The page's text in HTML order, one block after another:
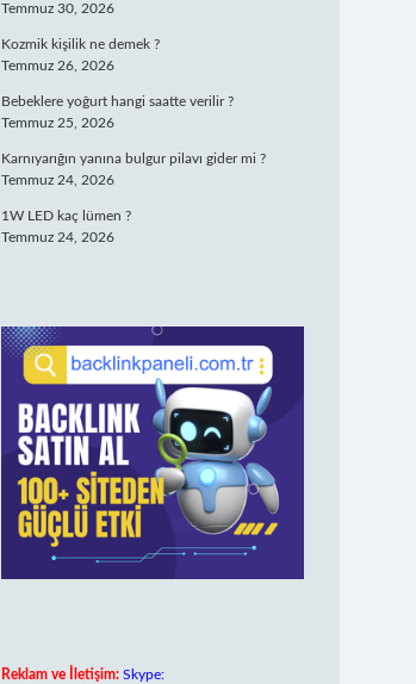
Temmuz 30, 2026
Kozmik kişilik ne demek ?
Temmuz 26, 2026
Bebeklere yoğurt hangi saatte verilir ?
Temmuz 25, 2026
Karnıyarığın yanına bulgur pilavı gider mi ?
Temmuz 24, 2026
1W LED kaç lümen ?
Temmuz 24, 2026
Reklam ve İletişim: Skype: